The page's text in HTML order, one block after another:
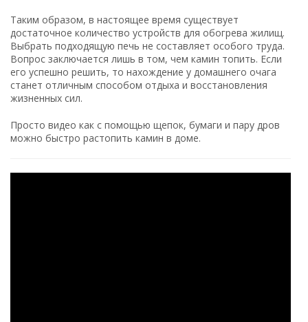
Таким образом, в настоящее время существует
достаточное количество устройств для обогрева жилищ.
Выбрать подходящую печь не составляет особого труда.
Вопрос заключается лишь в том, чем камин топить. Если
его успешно решить, то нахождение у домашнего очага
станет отличным способом отдыха и восстановления
жизненных сил.
Просто видео как с помощью щепок, бумаги и пару дров
можно быстро растопить камин в доме.